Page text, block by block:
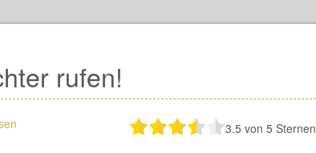
rufen!
3.5 von 5 Sternen